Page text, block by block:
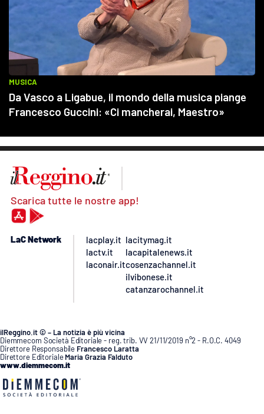
Scarica tutte le nostre app!
LaC Network
lacplay.it
lactv.it
laconair.it
lacitymag.it
lacapitalenews.it
cosenzachannel.it
ilvibonese.it
catanzarochannel.it
ilReggino.it © – La notizia è più vicina
Diemmecom Società Editoriale - reg. trib. VV 21/11/2019 n°2 - R.O.C. 4049
Direttore Responsabile Francesco Laratta
Direttore Editoriale Maria Grazia Falduto
www.diemmecom.it